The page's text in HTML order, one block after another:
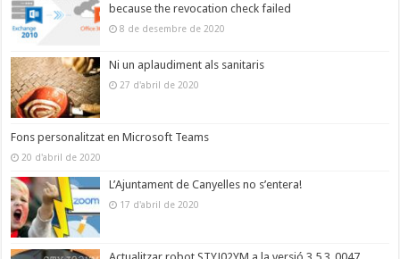
because the revocation check failed
8 de desembre de 2020
Ni un aplaudiment als sanitaris
27 d'abril de 2020
Fons personalitzat en Microsoft Teams
20 d'abril de 2020
L’Ajuntament de Canyelles no s’entera!
17 d'abril de 2020